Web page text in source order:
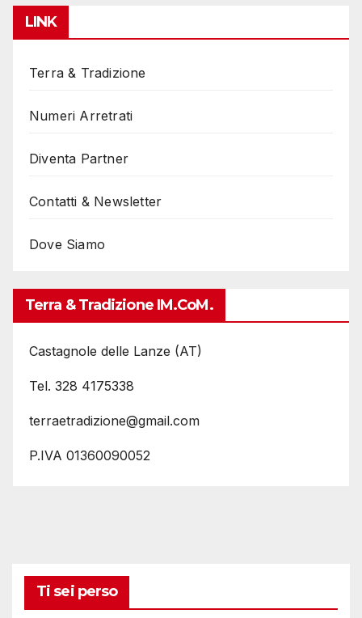
LINK
Terra & Tradizione
Numeri Arretrati
Diventa Partner
Contatti & Newsletter
Dove Siamo
Terra & Tradizione IM.coM.
Castagnole delle Lanze (AT)
Tel. 328 4175338
terraetradizione@gmail.com
P.IVA 01360090052
Ti sei perso